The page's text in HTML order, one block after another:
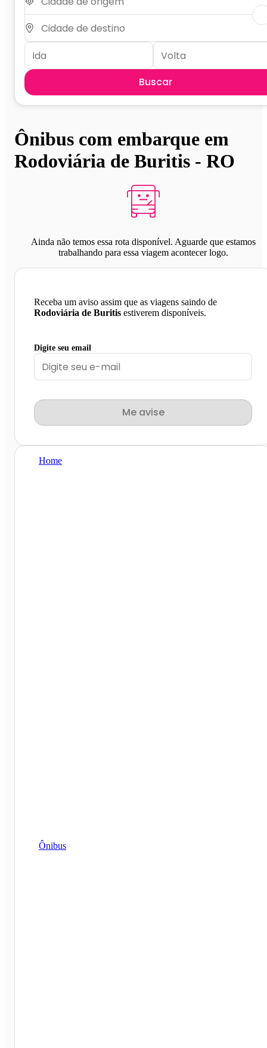
Buscar
Ônibus com embarque em
Rodoviária de Buritis - RO
Ainda não temos essa rota disponível. Aguarde que estamos
trabalhando para essa viagem acontecer logo.
Receba um aviso assim que as viagens saindo de
Rodoviária de Buritis estiverem disponíveis.
Digite seu email
Me avise
Home
Ônibus